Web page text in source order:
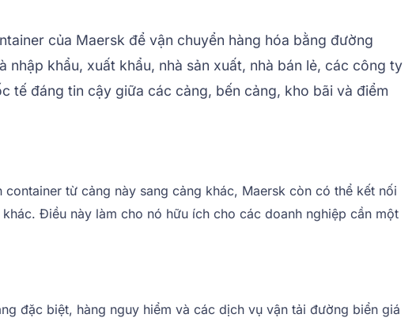
của Maersk để vận chuyển hàng hóa bằng đường
khẩu, xuất khẩu, nhà sản xuất, nhà bán lẻ, các công ty
tế đáng tin cậy giữa các cảng, bến cảng, kho bãi và điểm
từ cảng này sang cảng khác, Maersk còn có thể kết nối
Điều này làm cho nó hữu ích cho các doanh nghiệp cần một
đặc biệt, hàng nguy hiểm và các dịch vụ vận tải đường biển giá